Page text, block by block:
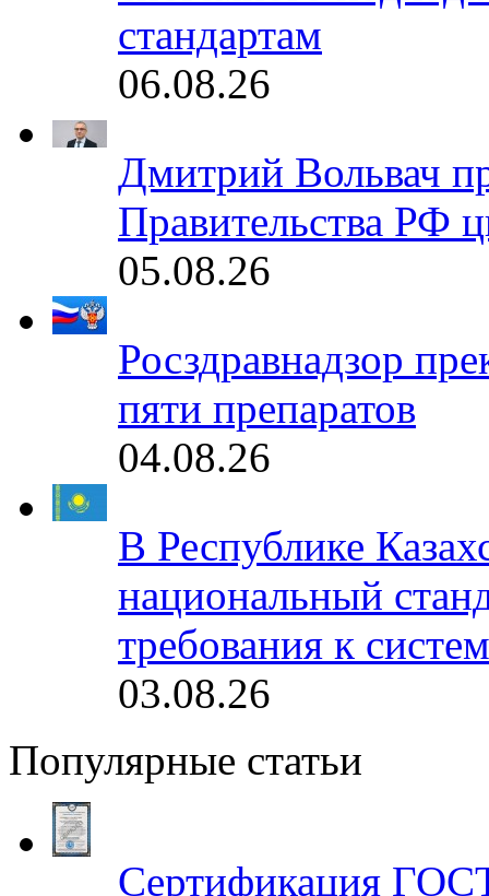
стандартам
06.08.26
Дмитрий Вольвач
Правительства РФ
05.08.26
Росздравнадзор
пяти препаратов
04.08.26
В Республике
национальный
требования к
03.08.26
Популярные статьи
Сертификация